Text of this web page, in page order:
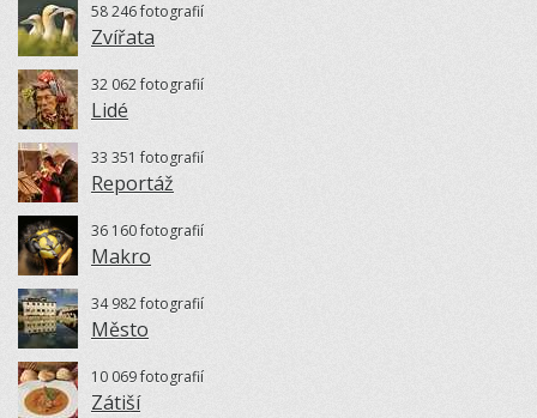
58 246 fotografií
Zvířata
32 062 fotografií
Lidé
33 351 fotografií
Reportáž
36 160 fotografií
Makro
34 982 fotografií
Město
10 069 fotografií
Zátiší